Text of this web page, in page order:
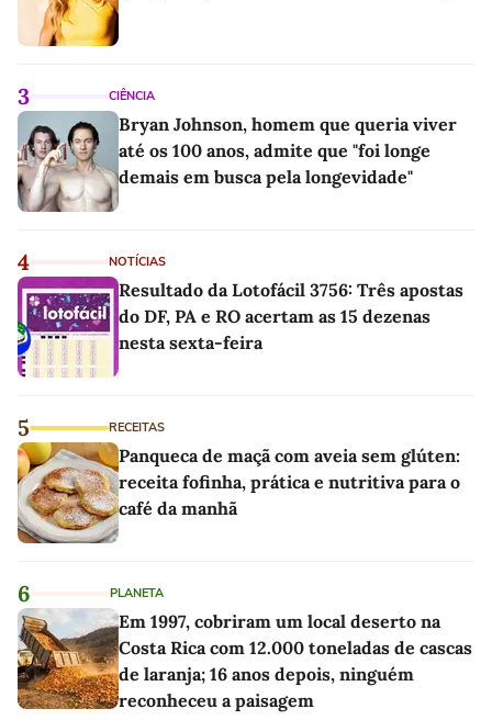
3 CIÊNCIA
Bryan Johnson, homem que queria viver
até os 100 anos, admite que "foi longe
demais em busca pela longevidade"
4 NOTÍCIAS
Resultado da Lotofácil 3756: Três apostas
do DF, PA e RO acertam as 15 dezenas
nesta sexta-feira
5 RECEITAS
Panqueca de maçã com aveia sem glúten:
receita fofinha, prática e nutritiva para o
café da manhã
6 PLANETA
Em 1997, cobriram um local deserto na
Costa Rica com 12.000 toneladas de cascas
de laranja; 16 anos depois, ninguém
reconheceu a paisagem